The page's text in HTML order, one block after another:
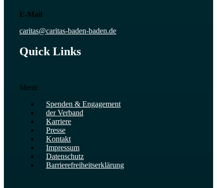
E-Mail
caritas@caritas-baden-baden.de
Quick Links
Menü
Spenden & Engagement
der Verband
Karriere
Presse
Kontakt
Impressum
Datenschutz
Barrierefreiheits­erklärung